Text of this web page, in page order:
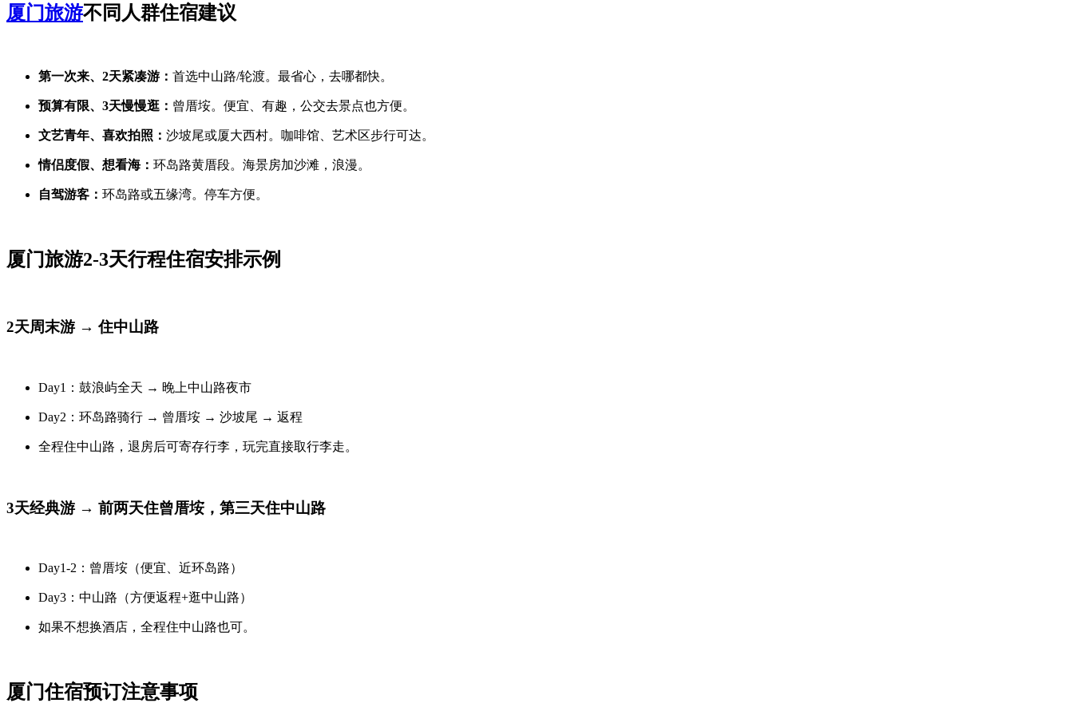
厦门旅游不同人群住宿建议
第一次来、2天紧凑游： 首选中山路/轮渡。最省心，去哪都快。
预算有限、3天慢慢逛： 曾厝垵。便宜、有趣，公交去景点也方便。
文艺青年、喜欢拍照： 沙坡尾或厦大西村。咖啡馆、艺术区步行可达。
情侣度假、想看海： 环岛路黄厝段。海景房加沙滩，浪漫。
自驾游客： 环岛路或五缘湾。停车方便。
厦门旅游2-3天行程住宿安排示例
2天周末游 → 住中山路
Day1：鼓浪屿全天 → 晚上中山路夜市
Day2：环岛路骑行 → 曾厝垵 → 沙坡尾 → 返程
全程住中山路，退房后可寄存行李，玩完直接取行李走。
3天经典游 → 前两天住曾厝垵，第三天住中山路
Day1-2：曾厝垵（便宜、近环岛路）
Day3：中山路（方便返程+逛中山路）
如果不想换酒店，全程住中山路也可。
厦门住宿预订注意事项